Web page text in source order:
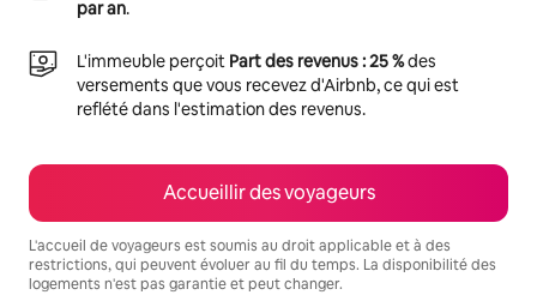
par an.
L'immeuble perçoit Part des revenus : 25 %des
versements que vous recevez d'Airbnb, ce qui est
reflété dans l'estimation des revenus.
Accueillir des voyageurs
L'accueil de voyageurs est soumis au droit applicable et à des
restrictions, qui peuvent évoluer au fil du temps. La disponibilité des
logements n'est pas garantie et peut changer.